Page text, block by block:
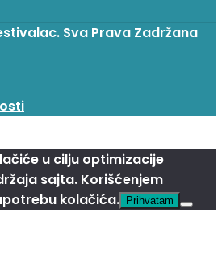
Sva Prava Zadržana
u cilju optimizacije
sajta. Korišćenjem
kolačića.
Prihvatam